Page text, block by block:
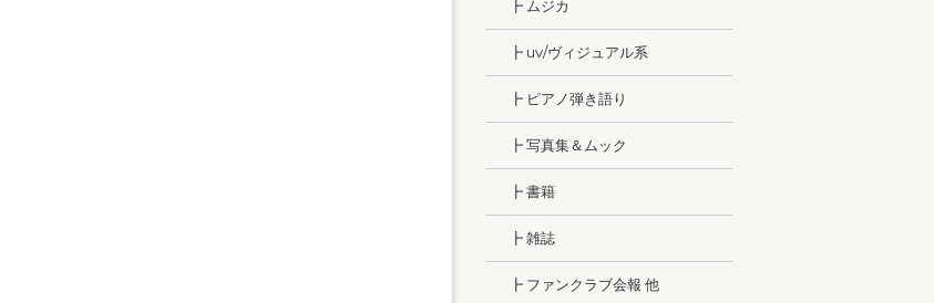
┣ ムジカ
┣ uv/ヴィジュアル系
┣ ピアノ弾き語り
┣ 写真集＆ムック
┣ 書籍
┣ 雑誌
┣ ファンクラブ会報 他